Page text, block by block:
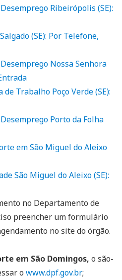
Ribeirópolis (SE):
(SE): Por Telefone,
Nossa Senhora
Trabalho Poço Verde (SE):
Porto da Folha
em São Miguel do Aleixo
São Miguel do Aleixo (SE):
no Departamento de
preencher um formulário
no site do órgão.
em São Domingos, o são-
o www.dpf.gov.br;